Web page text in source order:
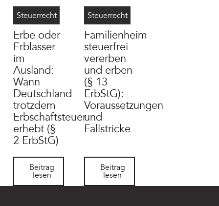
Steuerrecht
Erbe oder
Erblasser
im
Ausland:
Wann
Deutschland
trotzdem
Erbschaftsteuer
erhebt (§
2 ErbStG)
Beitrag lesen
Beitrag
lesen
Erbschaftsteuer Wohnsitz Ausland
7/28/2026 Steuerrecht
Familienheim
steuerfrei
vererben
und erben
(§ 13
ErbStG):
Voraussetzungen
und
Fallstricke
Beitrag lesen
Beitrag
lesen
Familienheim erben steuerfrei
7/28/2026